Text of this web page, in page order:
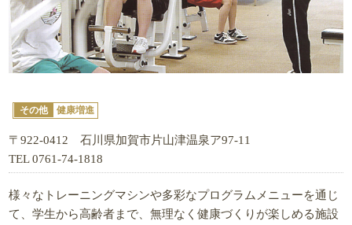
その他 健康増進
〒922-0412 石川県加賀市片山津温泉ア97-11
TEL 0761-74-1818
様々なトレーニングマシンや多彩なプログラムメニューを通じ
て、学生から高齢者まで、無理なく健康づくりが楽しめる施設